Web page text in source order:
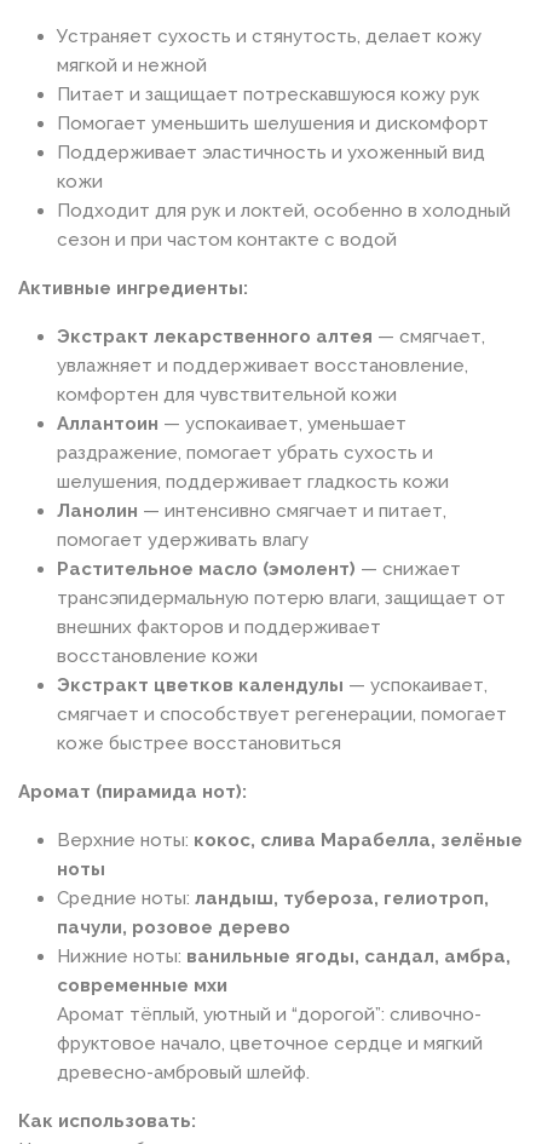
Устраняет сухость и стянутость, делает кожу
мягкой и нежной
Питает и защищает потрескавшуюся кожу рук
Помогает уменьшить шелушения и дискомфорт
Поддерживает эластичность и ухоженный вид
кожи
Подходит для рук и локтей, особенно в холодный
сезон и при частом контакте с водой
Активные ингредиенты:
Экстракт лекарственного алтея — смягчает,
увлажняет и поддерживает восстановление,
комфортен для чувствительной кожи
Аллантоин — успокаивает, уменьшает
раздражение, помогает убрать сухость и
шелушения, поддерживает гладкость кожи
Ланолин — интенсивно смягчает и питает,
помогает удерживать влагу
Растительное масло (эмолент) — снижает
трансэпидермальную потерю влаги, защищает от
внешних факторов и поддерживает
восстановление кожи
Экстракт цветков календулы — успокаивает,
смягчает и способствует регенерации, помогает
коже быстрее восстановиться
Аромат (пирамидa нот):
Верхние ноты: кокос, слива Марабелла, зелёные
ноты
Средние ноты: ландыш, тубероза, гелиотроп,
пачули, розовое дерево
Нижние ноты: ванильные ягоды, сандал, амбра,
современные мхи
Аромат тёплый, уютный и “дорогой”: сливочно-
фруктовое начало, цветочное сердце и мягкий
древесно-амбровый шлейф.
Как использовать: